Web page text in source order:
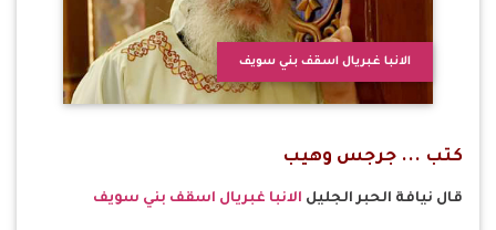
الانبا غبريال اسقف بني سويف
كتب ... جرجس وهيب
قال نيافة الحبر الجليل الانبا غبريال اسقف بني سويف